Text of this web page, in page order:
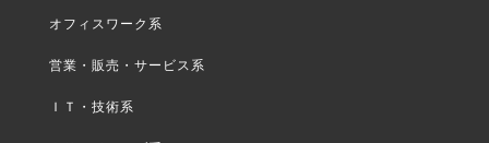
オフィスワーク系
営業・販売・サービス系
ＩＴ・技術系